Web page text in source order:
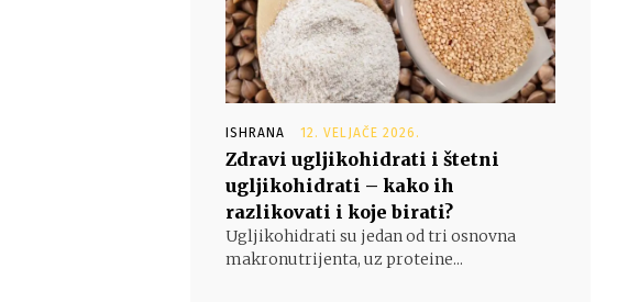
ISHRANA 12. VELJAČE 2026.
Zdravi ugljikohidrati i štetni
ugljikohidrati – kako ih
razlikovati i koje birati?
Ugljikohidrati su jedan od tri osnovna
makronutrijenta, uz proteine...